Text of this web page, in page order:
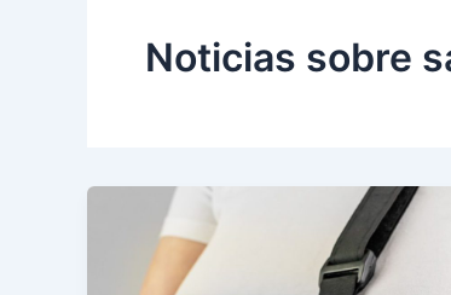
Noticias sobre